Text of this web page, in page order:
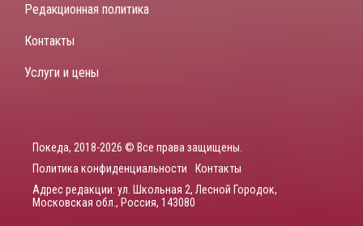
Редакционная политика
Контакты
Услуги и цены
Покеда, 2018-2026 © Все права защищены.
Политика конфиденциальности
Контакты
Адрес редакции: ул. Школьная 2, Лесной Городок,
Московская обл., Россия, 143080